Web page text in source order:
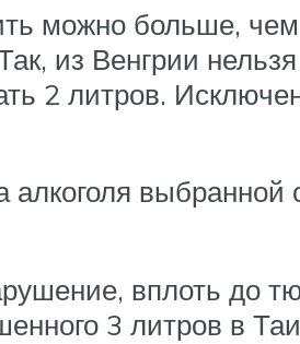
можно больше, чем
из Венгрии
2 литров.
выбранной
вплоть до
3 литров в